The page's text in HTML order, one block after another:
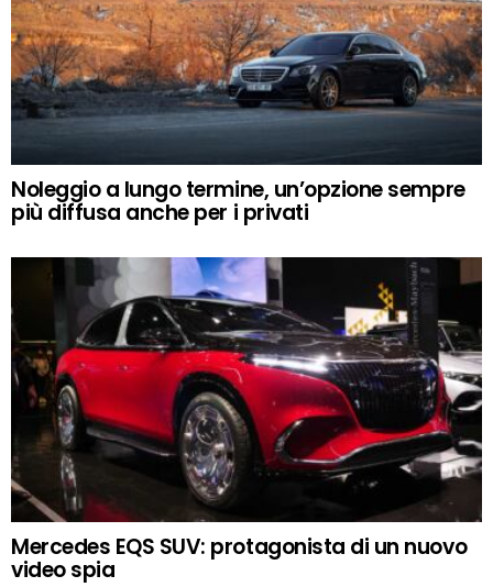
Noleggio a lungo termine, un’opzione sempre
più diffusa anche per i privati
Mercedes EQS SUV: protagonista di un nuovo
video spia